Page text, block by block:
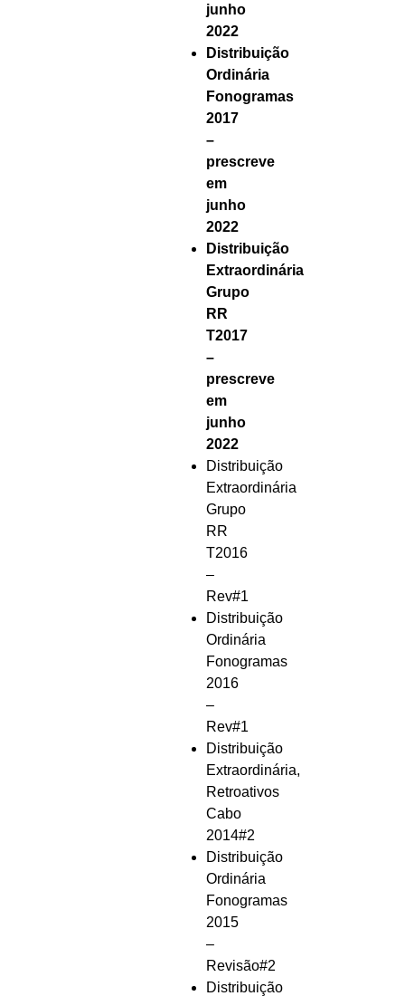
junho
2022
Distribuição
Ordinária
Fonogramas
2017
–
prescreve
em
junho
2022
Distribuição
Extraordinária
Grupo
RR
T2017
–
prescreve
em
junho
2022
Distribuição
Extraordinária
Grupo
RR
T2016
–
Rev#1
Distribuição
Ordinária
Fonogramas
2016
–
Rev#1
Distribuição
Extraordinária,
Retroativos
Cabo
2014#2
Distribuição
Ordinária
Fonogramas
2015
–
Revisão#2
Distribuição